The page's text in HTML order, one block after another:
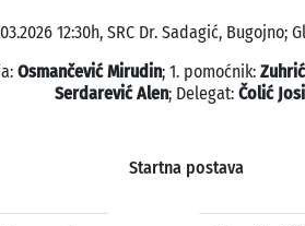
12:30h, SRC Dr. Sadagić, Bugojno;
Osmančević Mirudin; 1. pomoćnik:
Serdarević Alen; Delegat: Čolić
Startna postava